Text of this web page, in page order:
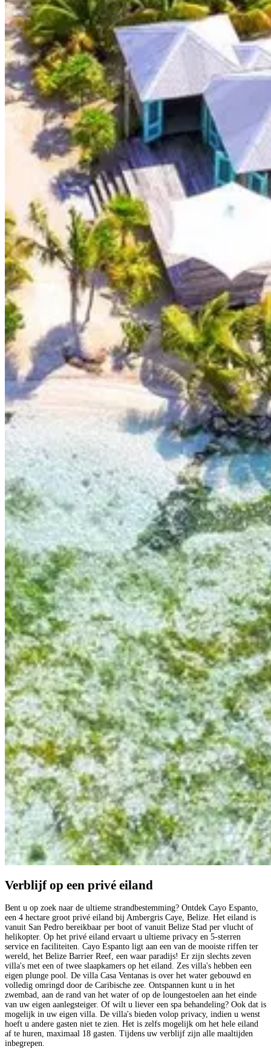
Verblijf op een privé eiland
Bent u op zoek naar de ultieme strandbestemming? Ontdek Cayo Espanto,
een 4 hectare groot privé eiland bij Ambergris Caye, Belize. Het eiland is
vanuit San Pedro bereikbaar per boot of vanuit Belize Stad per vlucht of
helikopter. Op het privé eiland ervaart u ultieme privacy en 5-sterren
service en faciliteiten. Cayo Espanto ligt aan een van de mooiste riffen ter
wereld, het Belize Barrier Reef, een waar paradijs! Er zijn slechts zeven
villa's met een of twee slaapkamers op het eiland. Zes villa's hebben een
eigen plunge pool. De villa Casa Ventanas is over het water gebouwd en
volledig omringd door de Caribische zee. Ontspannen kunt u in het
zwembad, aan de rand van het water of op de loungestoelen aan het einde
van uw eigen aanlegsteiger. Of wilt u liever een spa behandeling? Ook dat is
mogelijk in uw eigen villa. De villa's bieden volop privacy, indien u wenst
hoeft u andere gasten niet te zien. Het is zelfs mogelijk om het hele eiland
af te huren, maximaal 18 gasten. Tijdens uw verblijf zijn alle maaltijden
inbegrepen.